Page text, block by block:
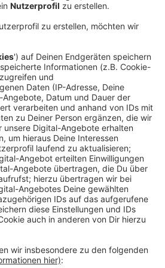
Zahlen der Elektronischen
NRW. Mit einer Tagesreichweite
Berg deutlich vor den
(24,7%), 1Live (18,2%) und SWR
verändert Gesellschaft,
und Angebote. Wir werden so
der Situation angemessene und
anbieten, um auf allen Kanälen
zu bleiben", sagt Dietmar
der Betriebsgesellschaft.
144.000 Hörerinnen und
Wir sagen danke dafür!